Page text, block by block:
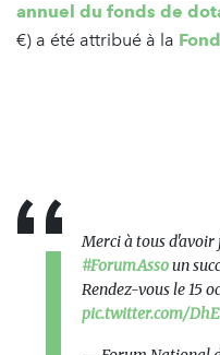
annuel du fonds de
€) a été attribué à la
Merci à tous d'avoir
#ForumAssoun
Rendez-vous le 15
pic.twitter.com/